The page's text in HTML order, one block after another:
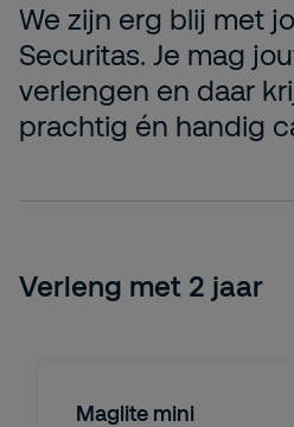
We zijn erg blij met
Securitas. Je mag
verlengen en daar
prachtig én handig
Verleng met 2 jaar
Maglite mini